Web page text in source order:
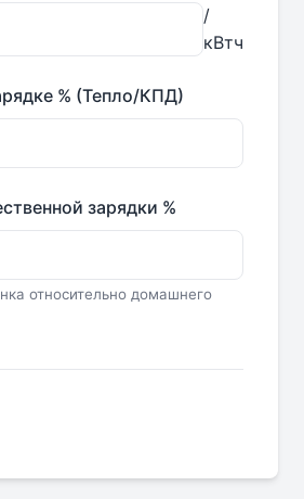
/
кВтч
% (Тепло/КПД)
зарядки %
относительно домашнего